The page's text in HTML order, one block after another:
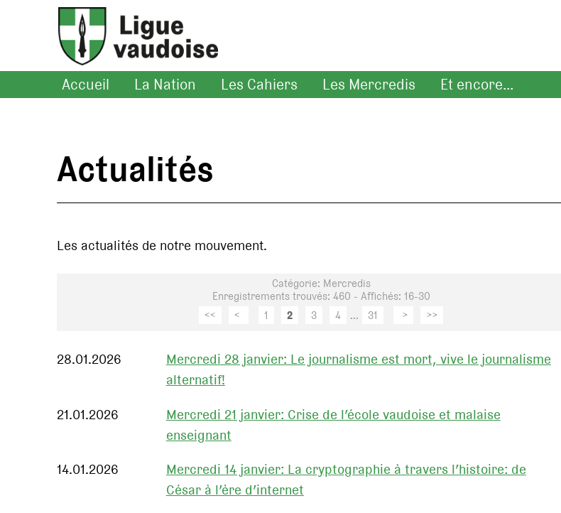
Accueil La Nation Les Cahiers Les Mercredis Et encore...
Actualités
Les actualités de notre mouvement.
Catégorie: Mercredis
Enregistrements trouvés: 460 - Affichés: 16-30
<<
< 1 2 3 4 ... 31 > >>
28.01.2026
Mercredi 28 janvier: Le journalisme est mort, vive le journalisme
alternatif!
21.01.2026
Mercredi 21 janvier: Crise de l’école vaudoise et malaise
enseignant
14.01.2026
Mercredi 14 janvier: La cryptographie à travers l’histoire: de
César à l’ère d’internet